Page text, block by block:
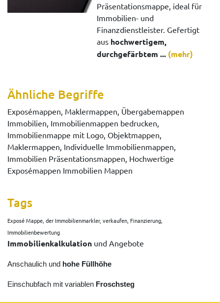
Präsentationsmappe, ideal für
Immobilien- und
Finanzdienstleister. Gefertigt
aus hochwertigem,
durchgefärbtem ... (mehr)
Ähnliche Begriffe
Exposémappen, Maklermappen, Übergabemappen
Immobilien, Immobilienmappen bedrucken,
Immobilienmappe mit Logo, Objektmappen,
Maklermappen, Individuelle Immobilienmappen,
Immobilien Präsentationsmappen, Hochwertige
Exposémappen Immobilien Mappen
Tags
Exposé Mappe, der Immobilienmarkler, verkaufen, Finanzierung,
Immobilienbewertung
Immobilienkalkulation und Angebote
Anschaulich und hohe Füllhöhe
Einschubfach mit variablen Froschsteg